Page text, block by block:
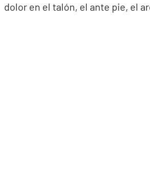
dolor en el talón, el ante pie, el